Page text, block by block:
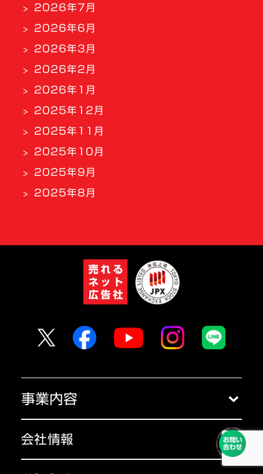
2026年7月
2026年6月
2026年3月
2026年2月
2026年1月
2025年12月
2025年11月
2025年10月
2025年9月
2025年8月
事業内容
コンサルティング
会社情報